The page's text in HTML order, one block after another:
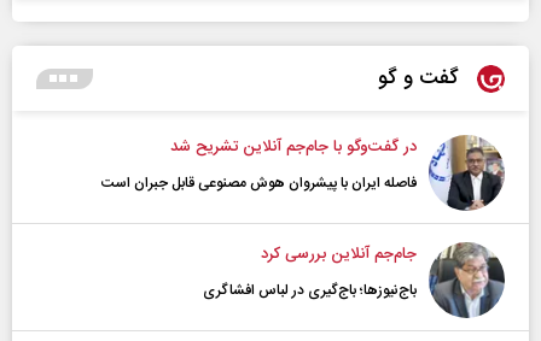
گفت و گو
در گفت‌و‌گو با جام‌جم آنلاین تشریح شد
فاصله ایران با پیشرو‌ان هوش مصنوعی قابل جبران است
جام‌جم آنلاین بررسی کرد
باج‌نیوزها؛ باج‌گیری در لباس افشاگری